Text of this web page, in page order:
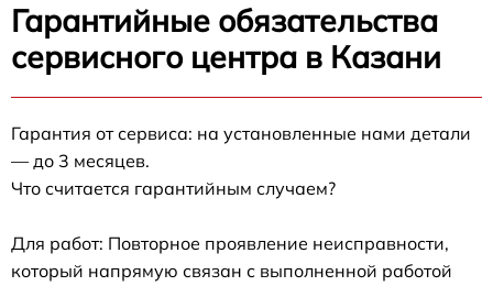
Гарантийные обязательства
сервисного центра в Казани
Гарантия от сервиса: на установленные нами детали
— до 3 месяцев.
Что считается гарантийным случаем?
Для работ: Повторное проявление неисправности,
который напрямую связан с выполненной работой